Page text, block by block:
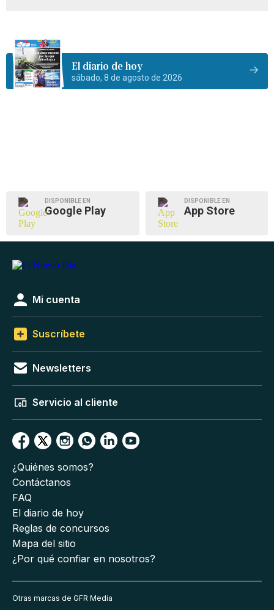
El diario de hoy
sábado, 8 de agosto de 2026
DISPONIBLE EN
Google Play
DISPONIBLE EN
App Store
Mi cuenta
Suscríbete
Newsletters
Servicio al cliente
¿Quiénes somos?
Contáctanos
FAQ
El diario de hoy
Reglas de concursos
Mapa del sitio
¿Por qué confiar en nosotros?
Otras marcas de GFR Media